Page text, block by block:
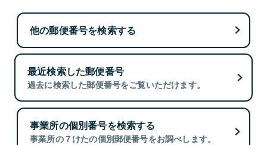
他の郵便番号を検索する
最近検索した郵便番号
過去に検索した郵便番号をご覧いただけます。
事業所の個別番号を検索する
事業所の７けたの個別郵便番号をお調べします。